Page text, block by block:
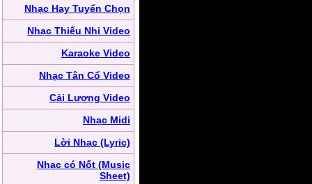
Nhạc Hay Tuyển Chọn
Nhạc Thiếu Nhi Video
Karaoke Video
Nhạc Tân Cổ Video
Cải Lương Video
Nhạc Midi
Lời Nhạc (Lyric)
Nhạc có Nốt (Music
Sheet)